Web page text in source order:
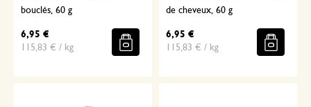
bouclés, 60 g
6,95 €
115,83 € / kg
de cheveux, 60 g
6,95 €
115,83 € / kg